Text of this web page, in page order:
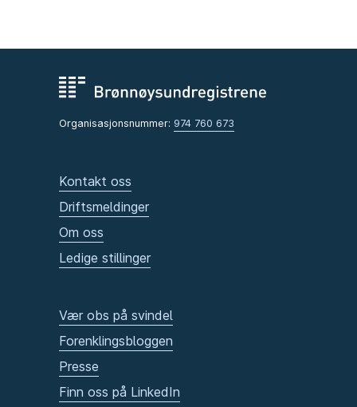
Organisasjonsnummer: 974 760 673
Kontakt oss
Driftsmeldinger
Om oss
Ledige stillinger
Vær obs på svindel
Forenklingsbloggen
Presse
Finn oss på LinkedIn